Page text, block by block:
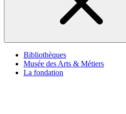
Bibliothèques
Musée des Arts & Métiers
La fondation